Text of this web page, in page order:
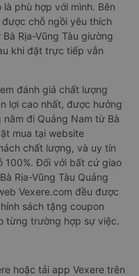
phù hợp với mình. Bên
chỗ ngồi yêu thích
Rịa-Vũng Tàu giường
khi đặt trực tiếp vẫn
đánh giá chất lượng
lợi cao nhất, được hưởng
đi Quảng Nam từ Bà
mua tại website
chất lượng, và uy tín
100%. Đối với bất cứ giao
Rịa-Vũng Tàu Quảng
Vexere.com đều được
sách tặng coupon
từng trường hợp sự việc.
hoặc tải app Vexere trên